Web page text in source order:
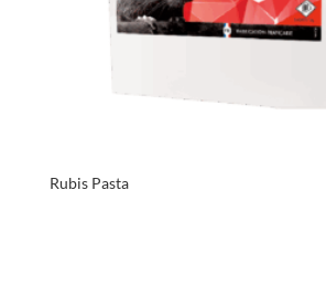
Rubis Pasta